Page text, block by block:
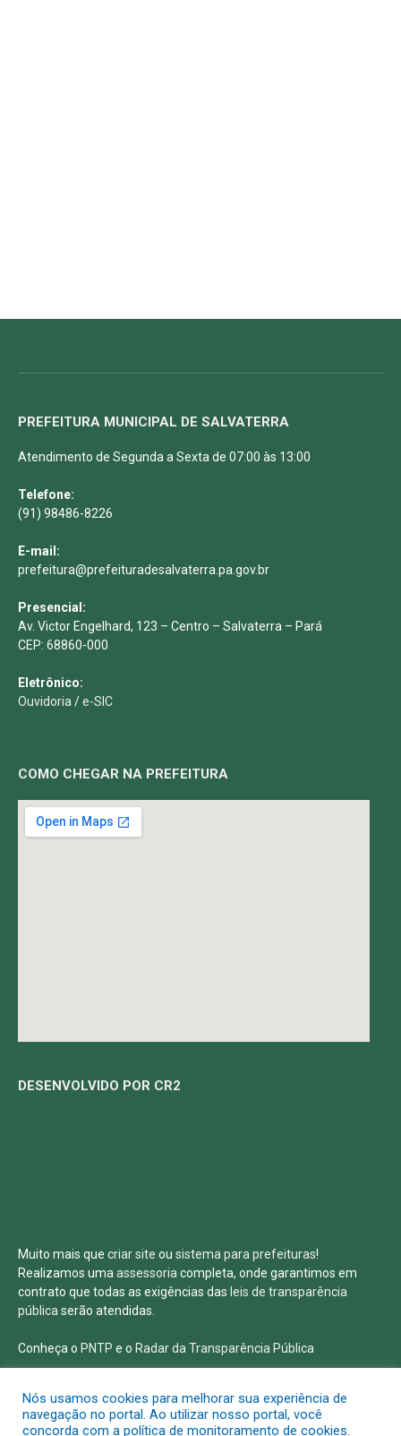
PREFEITURA MUNICIPAL DE SALVATERRA
Atendimento de Segunda a Sexta de 07:00 às 13:00
Telefone:
(91) 98486-8226
E-mail:
prefeitura@prefeituradesalvaterra.pa.gov.br
Presencial:
Av. Victor Engelhard, 123 – Centro – Salvaterra – Pará
CEP: 68860-000
Eletrônico:
Ouvidoria /e-SIC
COMO CHEGAR NA PREFEITURA
DESENVOLVIDO POR CR2
Muito mais que criar site ou sistema para prefeituras!
Realizamos uma assessoria completa, onde garantimos em
contrato que todas as exigências das leis de transparência
pública serão atendidas.
Conheça o PNTP e o Radar da Transparência Pública
Nós usamos cookies para melhorar sua experiência de
navegação no portal. Ao utilizar nosso portal, você
concorda com a política de monitoramento de cookies.